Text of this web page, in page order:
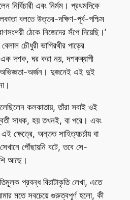
নির্বিচারী এবং নির্মম। প্রথমদিকে
বলতে উত্তর-দক্ষিণ-পূর্ব-পশ্চিম
ঠেকে নিজেদের সঁপে দিয়েছি।’
চৌধুরী ভাগিরথীর পাড়ের
এক দশক, ঘর করা নয়, দশকব্যাপী
অভিজ্ঞতা-অর্জন। দুজনেই এই দুই
কলকাতায়, তাঁরা সবাই ওই
সাধক, হয় তখনই, বা পরে। এবং
ক্ষেত্রে, অন্তত সাহিত্যচর্চায় বা
পৌঁছায়নি বটে, তবে সে-
আছে।
প্রবন্ধ বিরাটাকৃতি লেখা, এতে
মতে সবচেয়ে গুরুত্বপূর্ণ হলো, কী